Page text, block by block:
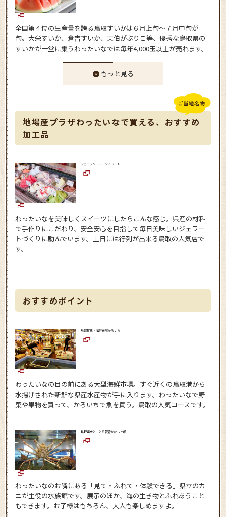
全国第４位の生産量を誇る鳥取すいかは６月上旬～７月中旬が
旬。大栄すいか、倉吉すいか、東伯がぶりこ等、優秀な鳥取県の
すいかが一堂に集うわったいなでは毎年4,000玉以上が売れます。
もっと見る
地場産プラザわったいなで買える、おすすめ
加工品
ジェラテリア・アンミラート
わったいなを美味しくスイーツにしたらこんな感じ。県産の材料
で手作りにこだわり、安全安心を目指して毎日美味しいジェラー
トづくりに励んでいます。土日には行列が出来る鳥取の人気店で
す。
おすすめポイント
鳥取賀露・海鮮市場かろいち
わったいなの目の前にある大型海鮮市場。すぐ近くの鳥取港から
水揚げされた新鮮な県産水産物が手に入ります。わったいなで野
菜や果物を買って、かろいちで魚を買う。鳥取の人気コースです。
鳥取県立とっとり賀露かにっこ館
わったいなのお隣にある「見て・ふれて・体験できる」県立のカ
ニが主役の水族館です。展示のほか、海の生き物とふれあうこと
もできます。お子様はもちろん、大人も楽しめますよ。